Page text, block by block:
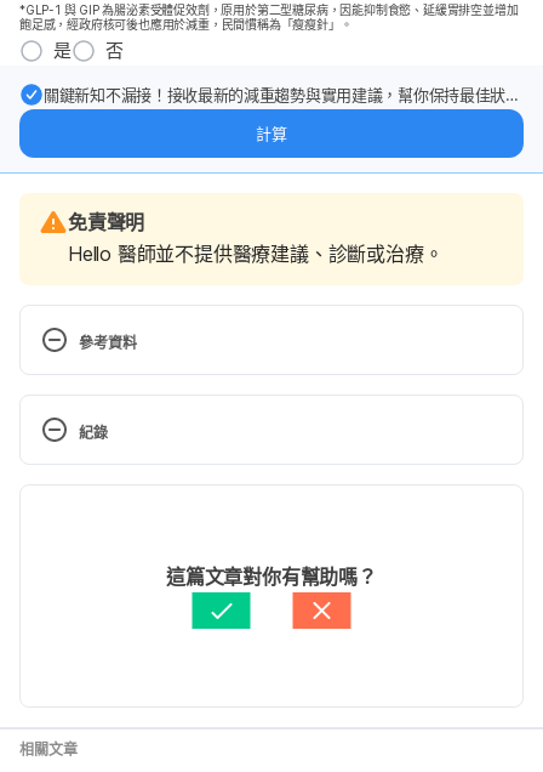
*GLP-1 與 GIP 為腸泌素受體促效劑，原用於第二型糖尿病，因能抑制食慾、延緩胃排空並增加
飽足感，經政府核可後也應用於減重，民間慣稱為「瘦瘦針」。
是 否
關鍵新知不漏接！接收最新的減重趨勢與實用建議，幫你保持最佳狀
計算
免責聲明
Hello 醫師並不提供醫療建議、診斷或治療。
參考資料
https://www.ncbi.nlm.nih.gov/pmc/articles/PMC44
https://www.urmc.rochester.edu/encyclopedia/cont
ent.aspx?contenttypeid=56&contentid=DM225
Accessed October 27, 2020
會）.
http://www.tade.org.tw/view/web_pdf/%E6%B4%9
紀錄
張雅惠
姜冠宇醫師
張凱安 Kyle Chang
這篇文章對你有幫助嗎？
相關文章